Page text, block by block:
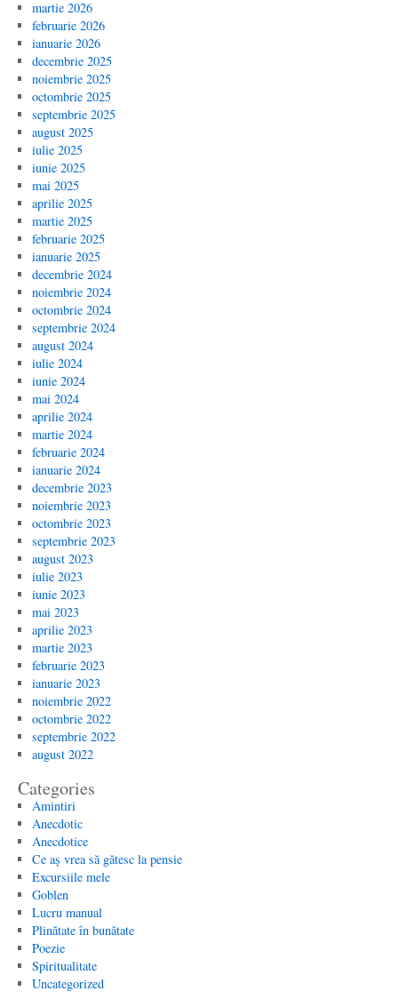
martie 2026
februarie 2026
ianuarie 2026
decembrie 2025
noiembrie 2025
octombrie 2025
septembrie 2025
august 2025
iulie 2025
iunie 2025
mai 2025
aprilie 2025
martie 2025
februarie 2025
ianuarie 2025
decembrie 2024
noiembrie 2024
octombrie 2024
septembrie 2024
august 2024
iulie 2024
iunie 2024
mai 2024
aprilie 2024
martie 2024
februarie 2024
ianuarie 2024
decembrie 2023
noiembrie 2023
octombrie 2023
septembrie 2023
august 2023
iulie 2023
iunie 2023
mai 2023
aprilie 2023
martie 2023
februarie 2023
ianuarie 2023
noiembrie 2022
octombrie 2022
septembrie 2022
august 2022
Categories
Amintiri
Anecdotic
Anecdotice
Ce aș vrea să gătesc la pensie
Excursiile mele
Goblen
Lucru manual
Plinătate în bunătate
Poezie
Spiritualitate
Uncategorized